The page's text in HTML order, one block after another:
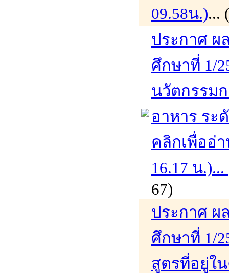
09.58น.)...
ประกาศ ผ
ศึกษาที่ 1/
นวัตกรรม
อาหาร ร
คลิกเพื่ออ่า
16.17 น
67)
ประกาศ ผ
ศึกษาที่ 1/
สูตรที่อยู่ใ